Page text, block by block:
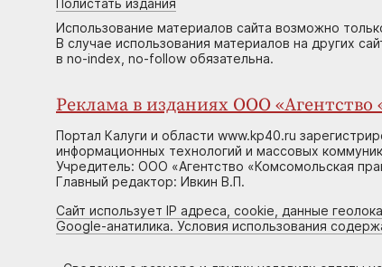
Полистать издания
Использование материалов сайта возможно
В случае использования материалов на других
в no-index, no-follow обязательна.
Реклама в изданиях ООО «Агентство
Портал Калуги и области www.kp40.ru
информационных технологий и массовых
Учредитель: ООО «Агентство «Комсомольская
Главный редактор: Ивкин В.П.
Сайт использует IP адреса, cookie, данные
Google-анатилика. Условия использования